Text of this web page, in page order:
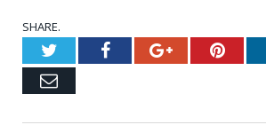
SHARE.
TwitterFacebookGoogle+
Email